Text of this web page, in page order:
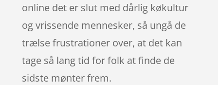
online det er slut med dårlig køkultur
og vrissende mennesker, så ungå de
trælse frustrationer over, at det kan
tage så lang tid for folk at finde de
sidste mønter frem.